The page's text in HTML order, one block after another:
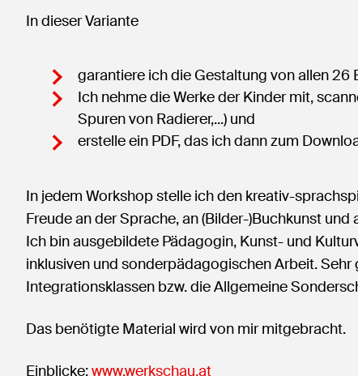
In dieser Variante
garantiere ich die Gestaltung von allen
Ich nehme die Werke der Kinder mit,
Spuren von Radierer,...) und
erstelle ein PDF, das ich dann zum
In jedem Workshop stelle ich den kreativ-
Freude an der Sprache, an (Bilder-)Buchkunst und
Ich bin ausgebildete Pädagogin, Kunst- und
inklusiven und sonderpädagogischen Arbeit.
Integrationsklassen bzw. die Allgemeine
Das benötigte Material wird von mir mitgebracht.
Einblicke:www.werkschau.at